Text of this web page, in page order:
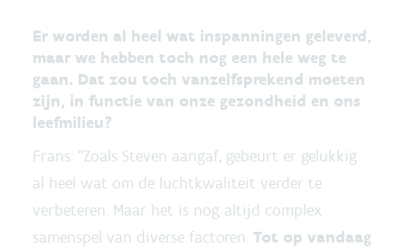
Er worden al heel wat inspanningen geleverd,
maar we hebben toch nog een hele weg te
gaan. Dat zou toch vanzelfsprekend moeten
zijn, in functie van onze gezondheid en ons
leefmilieu?
Frans: “Zoals Steven aangaf, gebeurt er gelukkig
al heel wat om de luchtkwaliteit verder te
verbeteren. Maar het is nog altijd complex
samenspel van diverse factoren. Tot op vandaag